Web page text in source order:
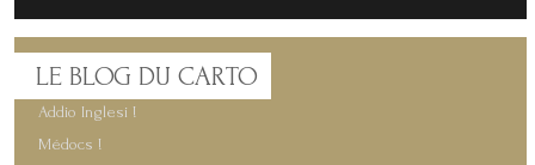
LE BLOG DU CARTO
Addio Inglesi !
Médocs !